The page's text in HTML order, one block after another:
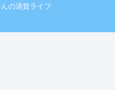
の清貧ライフ.